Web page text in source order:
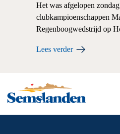
Het was afgelopen
clubkampioenschappen
Regenboogwedstrijd op
Lees verder